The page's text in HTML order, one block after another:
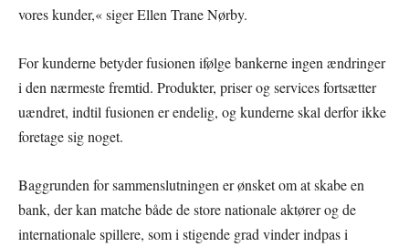
vores kunder,« siger Ellen Trane Nørby.
For kunderne betyder fusionen ifølge bankerne ingen ændringer
i den nærmeste fremtid. Produkter, priser og services fortsætter
uændret, indtil fusionen er endelig, og kunderne skal derfor ikke
foretage sig noget.
Baggrunden for sammenslutningen er ønsket om at skabe en
bank, der kan matche både de store nationale aktører og de
internationale spillere, som i stigende grad vinder indpas i